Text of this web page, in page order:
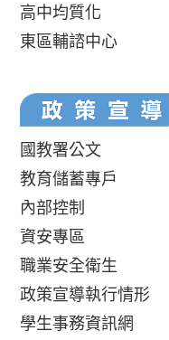
高中均質化
東區輔諮中心
國教署公文
教育儲蓄專戶
內部控制
資安專區
職業安全衛生
政策宣導執行情形
學生事務資訊網